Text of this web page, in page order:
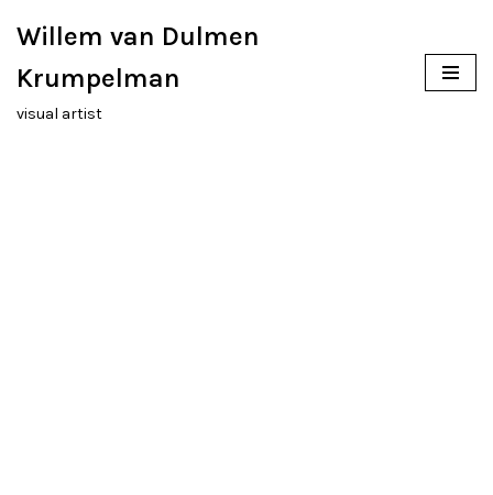
naar
de
Willem van Dulmen
Krumpelman
visual artist